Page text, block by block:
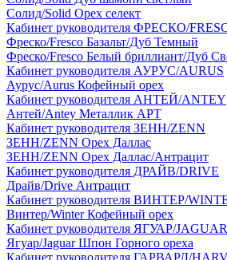
Солид/Solid Орех селект
Кабинет руководителя ФРЕСКО/
Фреско/Fresco Базальт/Дуб Темный
Фреско/Fresco Белый бриллиант/Дуб
Кабинет руководителя АУРУС/AURUS
Аурус/Aurus Кофейный орех
Кабинет руководителя АНТЕЙ/ANTEY
Антей/Antey Металлик АРТ
Кабинет руководителя ЗЕНН/ZENN
ЗЕНН/ZENN Орех Даллас
ЗЕНН/ZENN Орех Даллас/Антрацит
Кабинет руководителя ДРАЙВ/DRIVE
Драйв/Drive Антрацит
Кабинет руководителя ВИНТЕР/
Винтер/Winter Кофейный орех
Кабинет руководителя ЯГУАР/JAGUAR
Ягуар/Jaguar Шпон Горного ореха
Кабинет руководителя ГАРВАРД/